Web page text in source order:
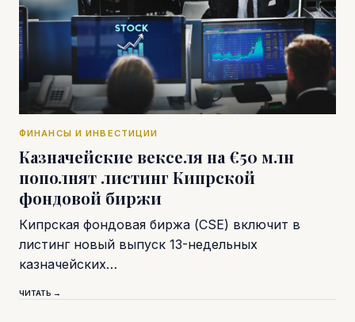
ФИНАНСЫ И ИНВЕСТИЦИИ
Казначейские векселя на €50 млн
пополнят листинг Кипрской
фондовой биржи
Кипрская фондовая биржа (CSE) включит в
листинг новый выпуск 13-недельных
казначейских…
ЧИТАТЬ →